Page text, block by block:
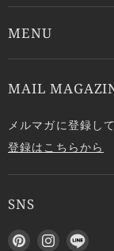
MENU
MAIL
メルマガに登録し
登録はこちらから
SNS
P
I
L